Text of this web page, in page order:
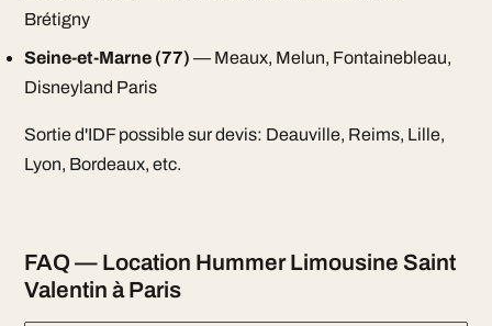
Brétigny
Seine-et-Marne (77) — Meaux, Melun, Fontainebleau,
Disneyland Paris
Sortie d'IDF possible sur devis: Deauville, Reims, Lille,
Lyon, Bordeaux, etc.
FAQ — Location Hummer Limousine Saint
Valentin à Paris